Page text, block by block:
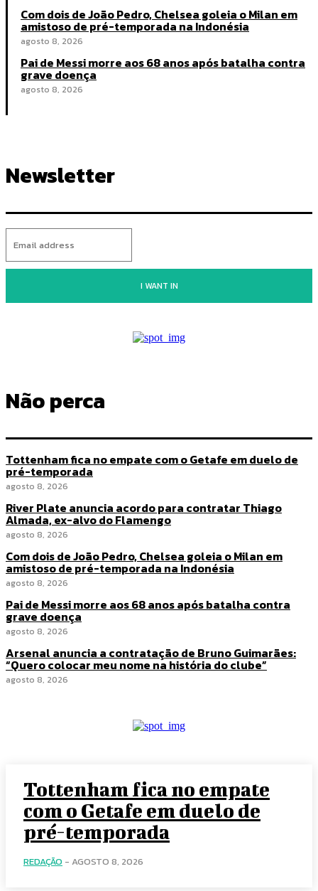
Com dois de João Pedro, Chelsea goleia o Milan em
amistoso de pré-temporada na Indonésia
agosto 8, 2026
Pai de Messi morre aos 68 anos após batalha contra
grave doença
agosto 8, 2026
Newsletter
I WANT IN
Não perca
Tottenham fica no empate com o Getafe em duelo de
pré-temporada
agosto 8, 2026
River Plate anuncia acordo para contratar Thiago
Almada, ex-alvo do Flamengo
agosto 8, 2026
Com dois de João Pedro, Chelsea goleia o Milan em
amistoso de pré-temporada na Indonésia
agosto 8, 2026
Pai de Messi morre aos 68 anos após batalha contra
grave doença
agosto 8, 2026
Arsenal anuncia a contratação de Bruno Guimarães:
“Quero colocar meu nome na história do clube”
agosto 8, 2026
Tottenham fica no empate
com o Getafe em duelo de
pré-temporada
REDAÇÃO - AGOSTO 8, 2026